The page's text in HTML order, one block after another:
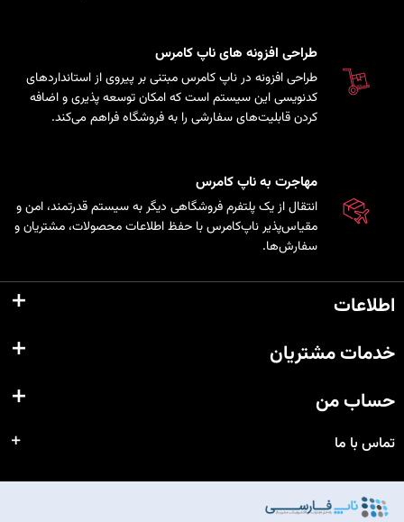
طراحی افزونه های ناپ کامرس
طراحی افزونه در ناپ کامرس مبتنی بر پیروی از استانداردهای
کدنویسی این سیستم است که امکان توسعه پذیری و اضافه
کردن قابلیت‌های سفارشی را به فروشگاه فراهم می‌کند.
مهاجرت به ناپ کامرس
انتقال از یک پلتفرم فروشگاهی دیگر به سیستم قدرتمند، امن و
مقیاس‌پذیر ناپ‌کامرس با حفظ اطلاعات محصولات، مشتریان و
سفارش‌ها.
اطلاعات
خدمات مشتریان
حساب من
تماس با ما